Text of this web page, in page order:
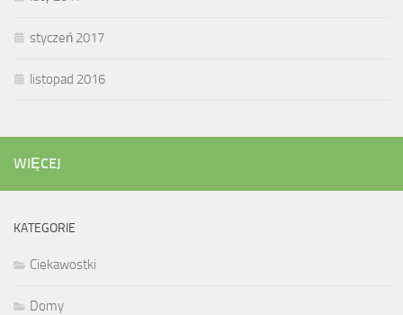
styczeń 2017
listopad 2016
WIĘCEJ
KATEGORIE
Ciekawostki
Domy